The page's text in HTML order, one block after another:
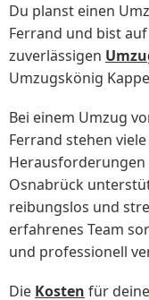
Du planst einen
Ferrand und bist
zuverlässigen
Umzugskönig
Bei einem Umzug
Ferrand stehen
Herausforderungen
Osnabrück
reibungslos und
erfahrenes Team
und professionell
Die Kosten für